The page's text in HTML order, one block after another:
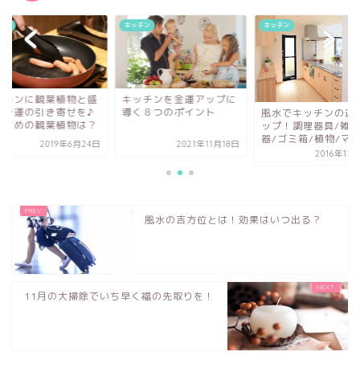
チンを金運アップに
８つのポイント
2021年11月18日
キッチン
風水でキッチンの運気ア
器/ゴミ箱/植物/マ...
キッチン
キッチンに観葉植物
り塩で運の引き寄せ
おすすめの観葉植物
2019年6
風水の吉方位とは！効果はいつ出る？
11月の大掃除でいち早く福の先取りを！